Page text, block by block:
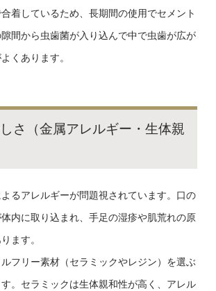
着しているため、長期間の使用でセメント
間から虫歯菌が入り込んで中で虫歯が広が
くあります。
さ（金属アレルギー・生体親
るアレルギーが問題視されています。口の
内に取り込まれ、手足の湿疹や肌荒れの原
ます。
フリー素材（セラミックやレジン）を選ぶ
。セラミックは生体親和性が高く、アレル